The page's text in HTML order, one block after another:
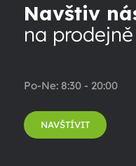
Navštiv
na
Po-Ne: 8:30 - 20:00
NAVŠTÍVIT